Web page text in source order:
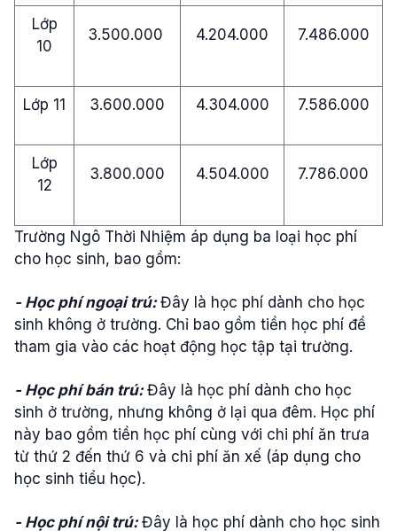
Lớp
10
3.500.000 4.204.000 7.486.000
Lớp 11 3.600.000 4.304.000 7.586.000
Lớp
12
3.800.000 4.504.000 7.786.000
Trường Ngô Thời Nhiệm áp dụng ba loại học phí
cho học sinh, bao gồm:
- Học phí ngoại trú:Đây là học phí dành cho học
sinh không ở trường. Chỉ bao gồm tiền học phí để
tham gia vào các hoạt động học tập tại trường.
- Học phí bán trú:Đây là học phí dành cho học
sinh ở trường, nhưng không ở lại qua đêm. Học phí
này bao gồm tiền học phí cùng với chi phí ăn trưa
từ thứ 2 đến thứ 6 và chi phí ăn xế (áp dụng cho
học sinh tiểu học).
- Học phí nội trú:Đây là học phí dành cho học sinh